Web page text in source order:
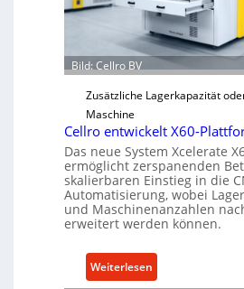
e
Ü
r
a
s
t
s
c
u
Bild: Cellro BV
Zusätzliche Lagerkapazität
Maschine
Cellro entwickelt X60-
Das neue System Xcelerate
ermöglicht zerspanenden
skalierbaren Einstieg in die
Automatisierung, wobei
und Maschinenanzahlen
erweitert werden können.
Weiterlesen
C